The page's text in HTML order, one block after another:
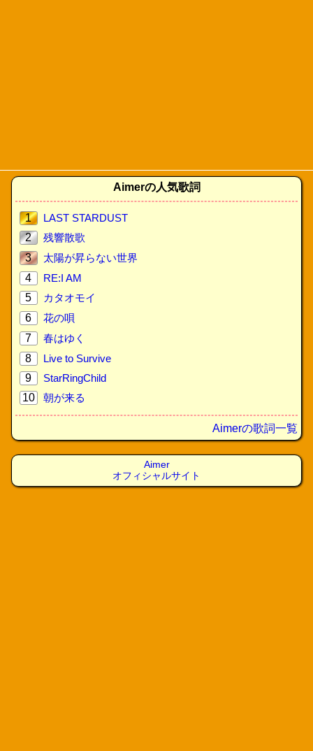
Aimerの人気歌詞
1
LAST STARDUST
2
残響散歌
3
太陽が昇らない世界
4
RE:I AM
5
カタオモイ
6
花の唄
7
春はゆく
8
Live to Survive
9
StarRingChild
10
朝が来る
Aimerの歌詞一覧
Aimer
オフィシャルサイト